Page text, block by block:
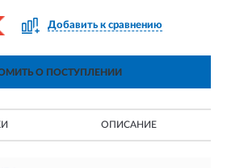
Добавить к сравнению
О ПОСТУПЛЕНИИ
ОПИСАНИЕ